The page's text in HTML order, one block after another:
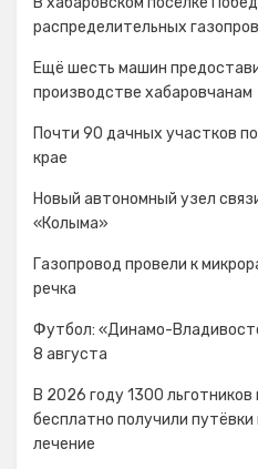
распределительных
Ещё шесть машин
производстве хабаровчанам
Почти 90 дачных участков
крае
Новый автономный узел
«Колыма»
Газопровод провели к
речка
Футбол: «Динамо-
8 августа
В 2026 году 1300
бесплатно получили
лечение